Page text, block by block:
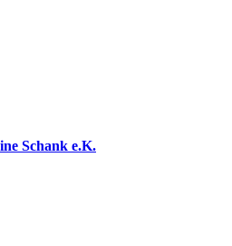
Schank e.K.